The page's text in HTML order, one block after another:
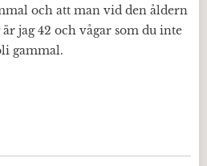
och att man vid den åldern
jag 42 och vågar som du inte
gammal.